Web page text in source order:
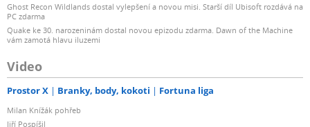
Ghost Recon Wildlands dostal vylepšení a novou misi. Starší díl Ubisoft rozdává na
PC zdarma
Quake ke 30. narozeninám dostal novou epizodu zdarma. Dawn of the Machine
vám zamotá hlavu iluzemi
Video
Prostor X Branky, body, kokoti Fortuna liga
Milan Knížák pohřeb
Jiří Pospíšil